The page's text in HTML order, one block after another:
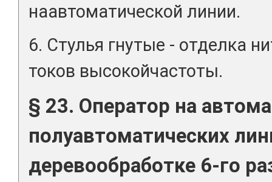
наавтоматической линии.
6. Стулья гнутые - отделка
токов высокойчастоты.
§ 23. Оператор на
полуавтоматических
деревообработке 6-го